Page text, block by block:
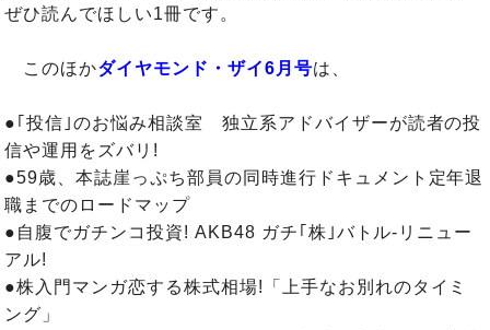
ぜひ読んでほしい1冊です。
このほかダイヤモンド・ザイ6月号は、
●｢投信｣のお悩み相談室 独立系アドバイザーが読者の投
信や運用をズバリ!
●59歳、本誌崖っぷち部員の同時進行ドキュメント定年退
職までのロードマップ
●自腹でガチンコ投資! AKB48 ガチ｢株｣バトル-リニュー
アル!
●株入門マンガ恋する株式相場!「上手なお別れのタイミ
ング」